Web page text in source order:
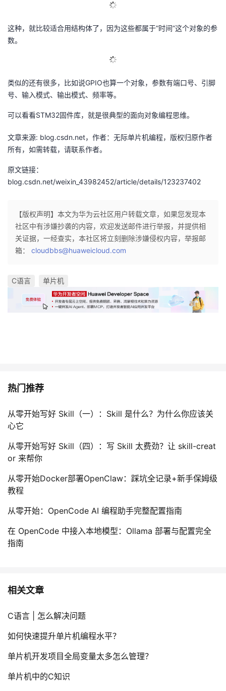
这种，就比较适合用结构体了，因为这些都属于”时间”这个对象的参
数。
类似的还有很多，比如说GPIO也算一个对象，参数有端口号、引脚
号、输入模式、输出模式、频率等。
可以看看STM32固件库，就是很典型的面向对象编程思维。
文章来源: blog.csdn.net，作者：无际单片机编程，版权归原作者
所有，如需转载，请联系作者。
原文链接：
blog.csdn.net/weixin_43982452/article/details/123237402
【版权声明】本文为华为云社区用户转载文章，如果您发现本
社区中有涉嫌抄袭的内容，欢迎发送邮件进行举报，并提供相
关证据，一经查实，本社区将立刻删除涉嫌侵权内容，举报邮
箱： cloudbbs@huaweicloud.com
C语言 单片机
热门推荐
从零开始写好 Skill（一）：Skill 是什么？为什么你应该关
心它
从零开始写好 Skill（四）：写 Skill 太费劲？让 skill-creat
or 来帮你
从零开始Docker部署OpenClaw：踩坑全记录+新手保姆级
教程
从零开始：OpenCode AI 编程助手完整配置指南
在 OpenCode 中接入本地模型：Ollama 部署与配置完全
指南
相关文章
C语言 | 怎么解决问题
如何快速提升单片机编程水平？
单片机开发项目全局变量太多怎么管理？
单片机中的C知识